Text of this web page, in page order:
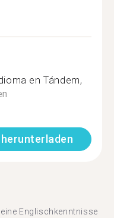
en Tándem,
Englischkenntnisse